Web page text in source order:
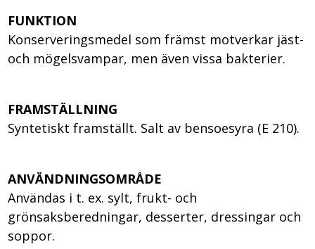
FUNKTION
Konserveringsmedel som främst motverkar jäst-
och mögelsvampar, men även vissa bakterier.
FRAMSTÄLLNING
Syntetiskt framställt. Salt av bensoesyra (E 210).
ANVÄNDNINGSOMRÅDE
Användas i t. ex. sylt, frukt- och
grönsaksberedningar, desserter, dressingar och
soppor.